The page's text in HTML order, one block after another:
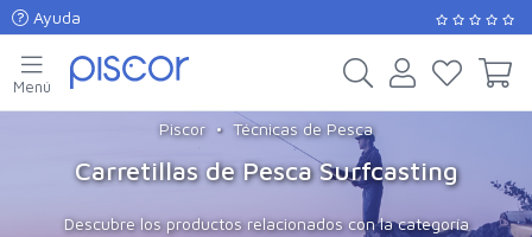
Ayuda
Menú
Piscor Técnicas de Pesca
Carretillas de Pesca Surfcasting
Descubre los productos relacionados con la categoría